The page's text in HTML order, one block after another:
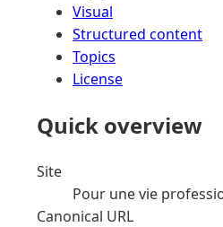
Visual
Structured content
Topics
License
Quick overview
Site
Pour une vie
Canonical URL